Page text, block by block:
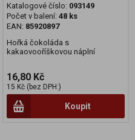
Katalogové číslo: 093149
Počet v balení: 48 ks
EAN: 85920897
Hořká čokoláda s
kakaovooříškovou náplní
16,80 Kč
15 Kč (bez DPH:)
Koupit